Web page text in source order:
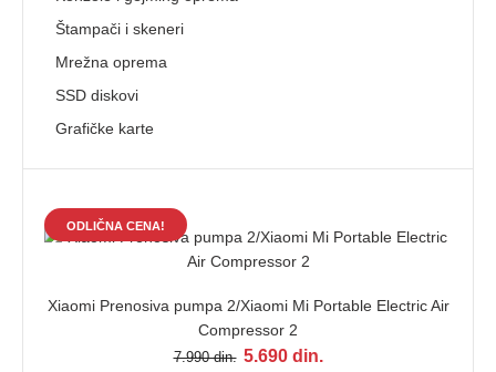
Štampači i skeneri
Mrežna oprema
SSD diskovi
Grafičke karte
ODLIČNA CENA!
Xiaomi Prenosiva pumpa 2/Xiaomi Mi Portable Electric Air
Compressor 2
7.990 din. 5.690 din.